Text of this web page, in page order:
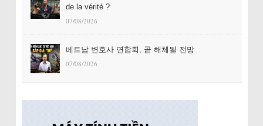
de la vérité ?
07/08/2026
베트남 변호사 연합회, 곧 해체될 전망
07/08/2026